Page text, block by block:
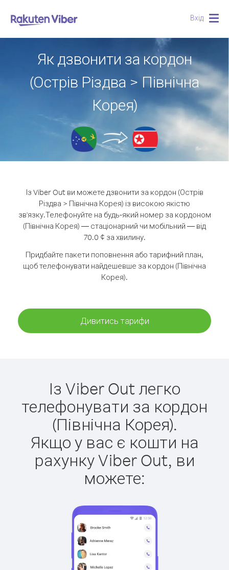
Вхід
Як дзвонити за кордон
(Острів Різдва > Північна
Корея)
Із Viber Out ви можете дзвонити за кордон (Острів
Різдва > Північна Корея) із високою якістю
зв'язку.Телефонуйте на будь-який номер за кордоном
(Північна Корея) — стаціонарний чи мобільний — від
70.0 ¢ за хвилину.
Придбайте пакети поповнення або тарифний план,
щоб телефонувати найдешевше за кордон (Північна
Корея).
Дивитись тарифи
Із Viber Out легко
телефонувати за кордон
(Північна Корея).
Якщо у вас є кошти на
рахунку Viber Out, ви
можете: